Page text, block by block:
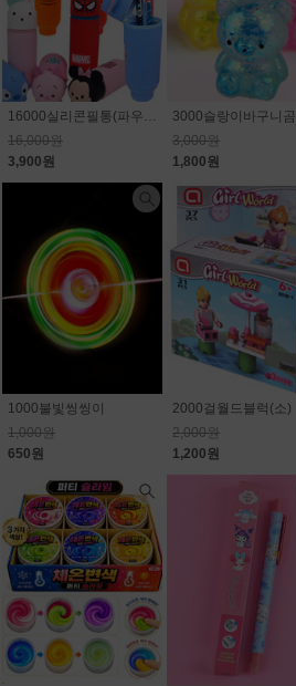
16000실리콘필통(파우치)_캐릭터 랜덤(마블,스티치,디즈니)75.6% 할인
16,000원
3,900원
3000슬랑이바구니곰
3,000원
1,800원
1000불빛씽씽이
1,000원
650원
2000걸월드블럭(소)
2,000원
1,200원